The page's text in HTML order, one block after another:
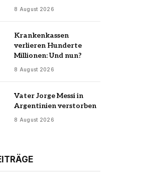
8 August 2026
Krankenkassen
verlieren Hunderte
Millionen: Und nun?
8 August 2026
Vater Jorge Messi in
Argentinien verstorben
8 August 2026